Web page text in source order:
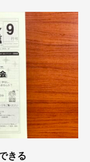
きる